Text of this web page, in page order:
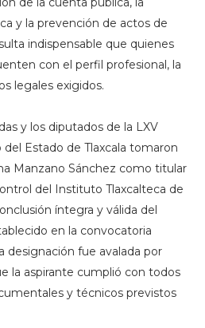
y la prevención de actos de
indispensable que quienes
con el perfil profesional, la
legales exigidos.
y los diputados de la LXV
del Estado de Tlaxcala tomaron
Manzano Sánchez como titular
del Instituto Tlaxcalteca de
íntegra y válida del
en la convocatoria
designación fue avalada por
la aspirante cumplió con todos
y técnicos previstos